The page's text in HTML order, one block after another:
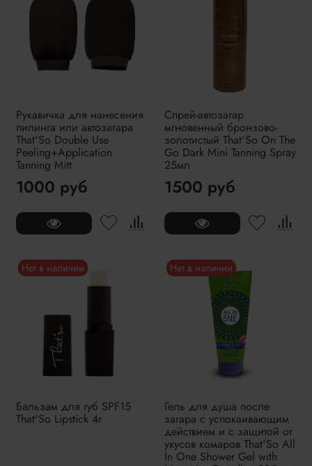
Рукавичка для нанесения
пилинга или автозагара
That'So Double Use
Peeling+Application
Tanning Mitt
1000 руб
Спрей-автозагар
мгновенный бронзово-
золотистый That'So On The
Go Dark Mini Tanning Spray
25мл
1500 руб
Нет в наличии
Бальзам для губ SPF15
That'So Lipstick 4г
Нет в наличии
Гель для душа после
загара с успокаивающим
действием и с защитой от
укусов комаров That'So All
In One Shower Gel with